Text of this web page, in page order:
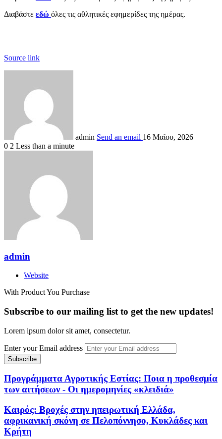
Διαβάστε εδώ όλες τις αθλητικές εφημερίδες της ημέρας.
Source link
admin Send an email 16 Μαΐου, 2026
0 2 Less than a minute
admin
Website
With Product You Purchase
Subscribe to our mailing list to get the new updates!
Lorem ipsum dolor sit amet, consectetur.
Enter your Email address
Προγράμματα Αγροτικής Εστίας: Ποια η προθεσμία
των αιτήσεων - Οι ημερομηνίες «κλειδιά»
Καιρός: Βροχές στην ηπειρωτική Ελλάδα,
αφρικανική σκόνη σε Πελοπόννησο, Κυκλάδες και
Κρήτη